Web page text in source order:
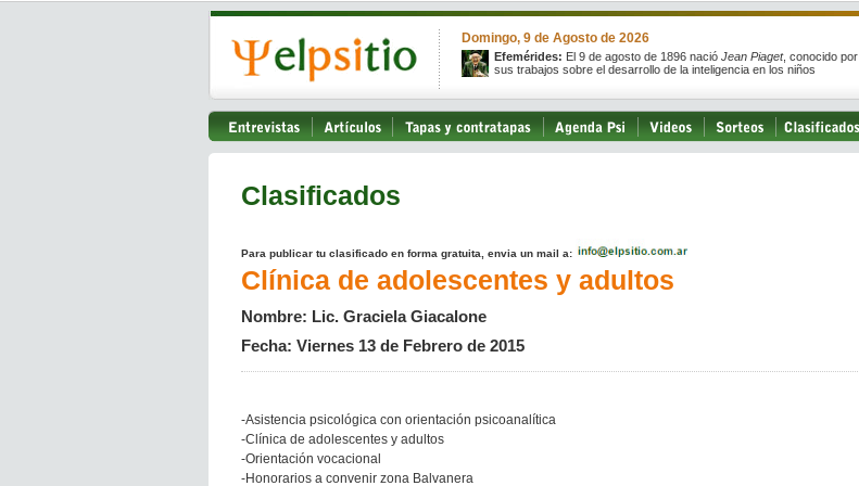
Domingo, 9 de Agosto de 2026
Efemérides: El 9 de agosto de 1896 nació Jean Piaget, conocido por
sus trabajos sobre el desarrollo de la inteligencia en los niños
Clasificados
Para publicar tu clasificado en forma gratuita, envia un mail a:
Clínica de adolescentes y adultos
Nombre: Lic. Graciela Giacalone
Fecha: Viernes 13 de Febrero de 2015
-Asistencia psicológica con orientación psicoanalítica
-Clínica de adolescentes y adultos
-Orientación vocacional
-Honorarios a convenir zona Balvanera